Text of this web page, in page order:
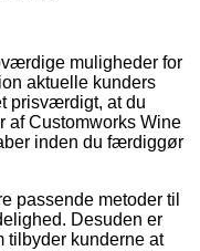
muligheder for
aktuelle kunders
prisværdigt, at du
af Customworks Wine
inden du færdiggør
passende metoder til
Desuden er
tilbyder kunderne at